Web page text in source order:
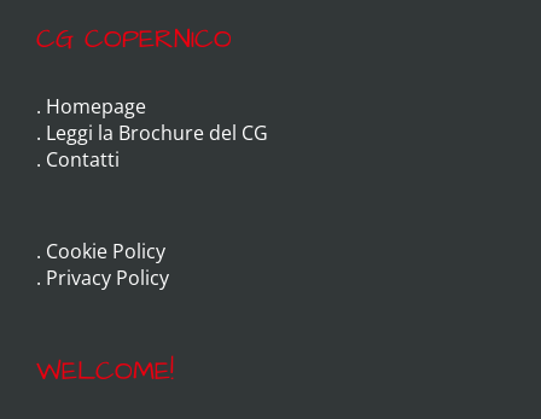
CG COPERNICO
. Homepage
. Leggi la Brochure del CG
. Contatti
. Cookie Policy
. Privacy Policy
WELCOME!